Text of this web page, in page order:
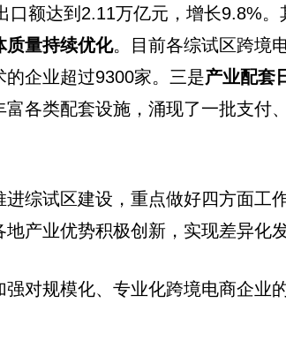
口额达到2.11万亿元，增长9.8%。
质量持续优化。目前各综试区跨境
企业超过9300家。三是产业配套
各类配套设施，涌现了一批支付
综试区建设，重点做好四方面工
产业优势积极创新，实现差异化发
强对规模化、专业化跨境电商企业